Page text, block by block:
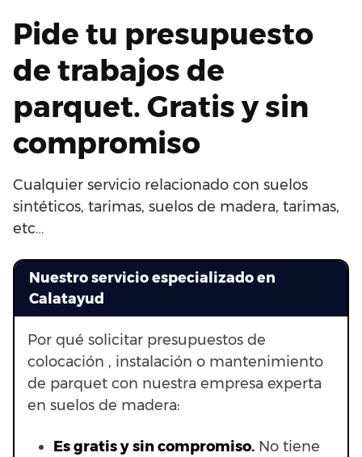
Pide tu presupuesto
de trabajos de
parquet. Gratis y sin
compromiso
Cualquier servicio relacionado con suelos
sintéticos, tarimas, suelos de madera, tarimas,
etc…
Nuestro servicio especializado en
Calatayud
Por qué solicitar presupuestos de
colocación , instalación o mantenimiento
de parquet con nuestra empresa experta
en suelos de madera:
Es gratis y sin compromiso. No tiene